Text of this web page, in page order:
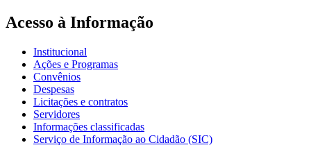
Acesso à Informação
Institucional
Ações e Programas
Convênios
Despesas
Licitações e contratos
Servidores
Informações classificadas
Serviço de Informação ao Cidadão (SIC)